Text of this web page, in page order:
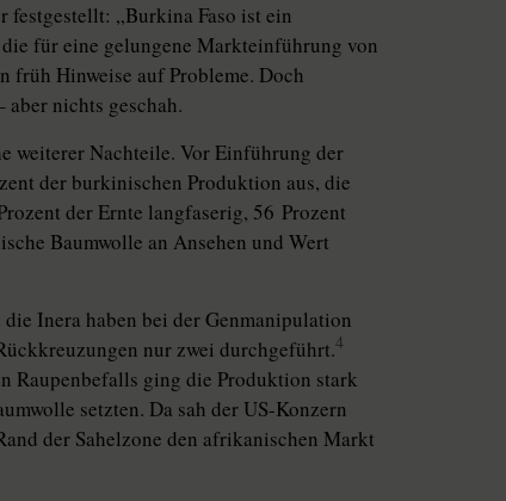
festgestellt: „Burkina Faso ist ein
für eine gelungene Markteinführung von
früh Hinweise auf Probleme. Doch
nichts geschah.
weiterer Nachteile. Vor Einführung der
der burkinischen Produk­tion aus, die
der Ernte langfaserig, 56 Prozent
Baumwolle an Ansehen und Wert
Inera haben bei der Genmanipulation
nur zwei durchgeführt.4
Raupenbefalls ging die Produk­tion stark
setzten. Da sah der US-Konzern
der Sahelzone den afrikanischen Markt